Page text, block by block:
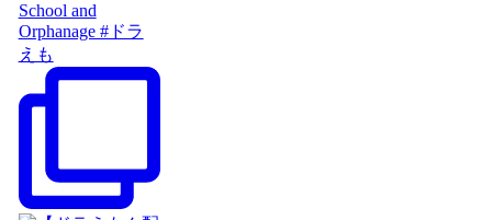
School and
Orphanage #ドラ
えも